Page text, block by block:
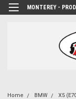
MONTEREY -
Home BMW X5